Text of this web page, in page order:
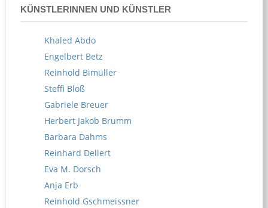
KÜNSTLERINNEN UND KÜNSTLER
Khaled Abdo
Engelbert Betz
Reinhold Bimüller
Steffi Bloß
Gabriele Breuer
Herbert Jakob Brumm
Barbara Dahms
Reinhard Dellert
Eva M. Dorsch
Anja Erb
Reinhold Gschmeissner